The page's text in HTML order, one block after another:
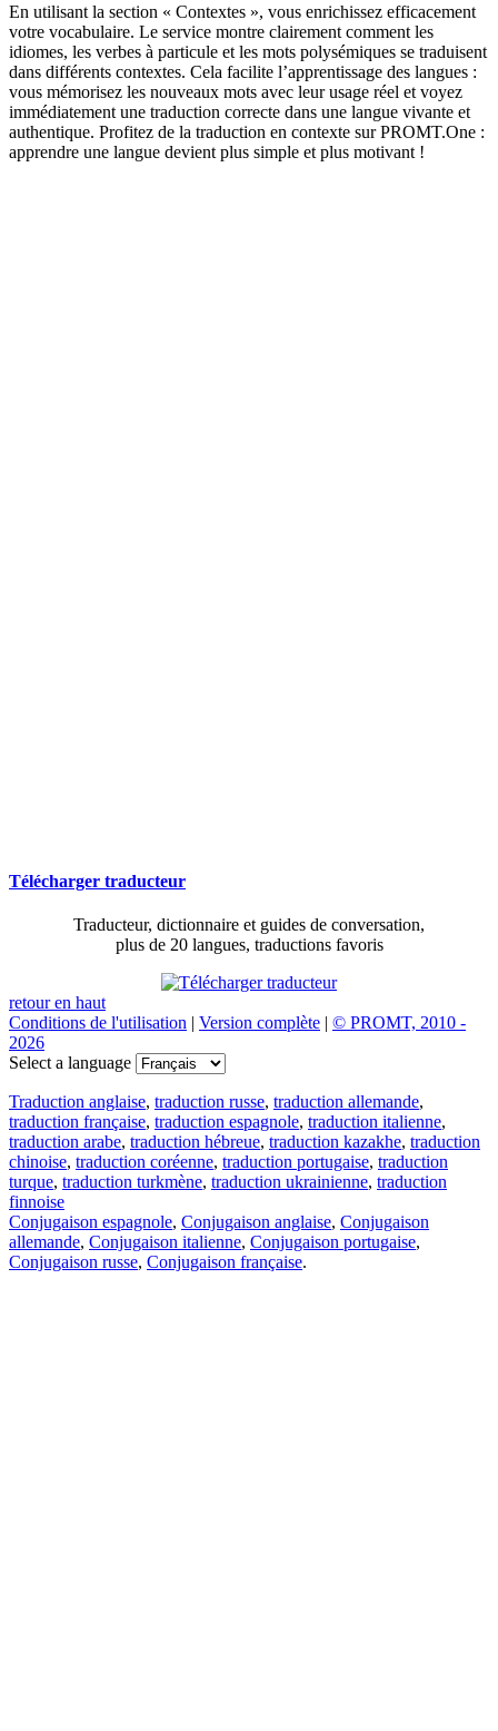
En utilisant la section « Contextes », vous enrichissez efficacement
votre vocabulaire. Le service montre clairement comment les
idiomes, les verbes à particule et les mots polysémiques se traduisent
dans différents contextes. Cela facilite l’apprentissage des langues :
vous mémorisez les nouveaux mots avec leur usage réel et voyez
immédiatement une traduction correcte dans une langue vivante et
authentique. Profitez de la traduction en contexte sur PROMT.One :
apprendre une langue devient plus simple et plus motivant !
Télécharger traducteur
Traducteur, dictionnaire et guides de conversation,
plus de 20 langues, traductions favoris
retour en haut
Conditions de l'utilisation | Version complète | © PROMT, 2010 -
2026
Select a language
Traduction anglaise, traduction russe, traduction allemande,
traduction française, traduction espagnole, traduction italienne,
traduction arabe, traduction hébreue, traduction kazakhe, traduction
chinoise, traduction coréenne, traduction portugaise, traduction
turque, traduction turkmène, traduction ukrainienne, traduction
finnoise
Conjugaison espagnole, Conjugaison anglaise, Conjugaison
allemande, Conjugaison italienne, Conjugaison portugaise,
Conjugaison russe, Conjugaison française.